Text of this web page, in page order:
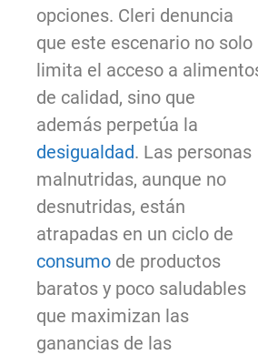
opciones. Cleri denuncia
que este escenario no solo
limita el acceso a
de calidad, sino que
además perpetúa la
desigualdad. Las personas
malnutridas, aunque no
desnutridas, están
atrapadas en un ciclo de
consumo de productos
baratos y poco saludables
que maximizan las
ganancias de las